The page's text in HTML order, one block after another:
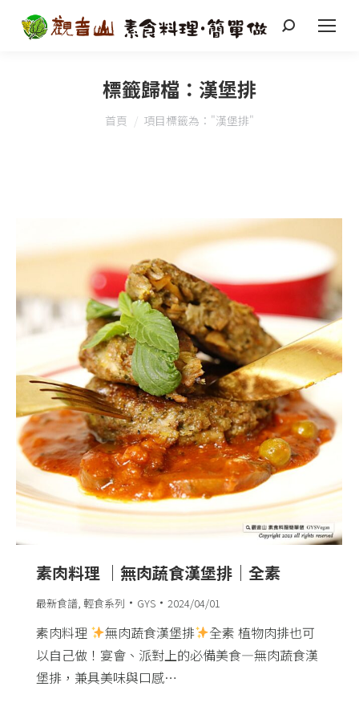
搜
標籤歸檔： 漢堡排
您在這裡：
首頁 項目標籤為："漢堡排"
素肉料理 ｜無肉蔬食漢堡排｜全素
最新食譜 輕食系列 GYS 2024/04/01
素肉料理 無肉蔬食漢堡排
全素 植物肉排也可
以自己做！宴會、派對上的必備美食—無肉蔬食漢
堡排，兼具美味與口感…